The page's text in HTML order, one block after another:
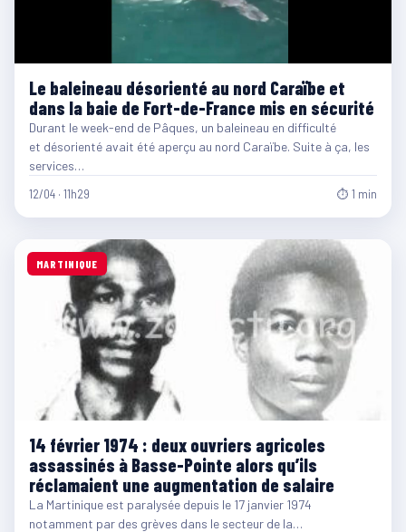
Le baleineau désorienté au nord Caraïbe et
dans la baie de Fort-de-France mis en sécurité
Durant le week-end de Pâques, un baleineau en difficulté
et désorienté avait été aperçu au nord Caraïbe. Suite à ça, les
services…
12/04 · 11h29 ⏱ 1 min
MARTINIQUE
14 février 1974 : deux ouvriers agricoles
assassinés à Basse-Pointe alors qu’ils
réclamaient une augmentation de salaire
La Martinique est paralysée depuis le 17 janvier 1974
notamment par des grèves dans le secteur de la…